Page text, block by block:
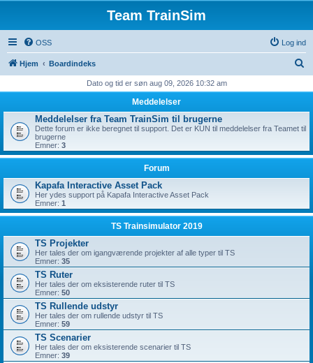
Team TrainSim
OSS Log ind
Hjem Boardindeks
Dato og tid er søn aug 09, 2026 10:32 am
Meddelelser
Meddelelser fra Team TrainSim til brugerne
Dette forum er ikke beregnet til support. Det er KUN til meddelelser fra Teamet til
brugerne
Emner: 3
Forum
Kapafa Interactive Asset Pack
Her ydes support på Kapafa Interactive Asset Pack
Emner: 1
TS Trainsimulator 2019
TS Projekter
Her tales der om igangværende projekter af alle typer til TS
Emner: 35
TS Ruter
Her tales der om eksisterende ruter til TS
Emner: 50
TS Rullende udstyr
Her tales der om rullende udstyr til TS
Emner: 59
TS Scenarier
Her tales der om eksisterende scenarier til TS
Emner: 39